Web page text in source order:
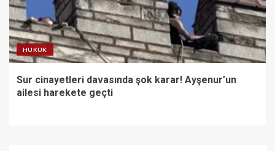
HUKUK
Sur cinayetleri davasında şok karar! Ayşenur’un
ailesi harekete geçti